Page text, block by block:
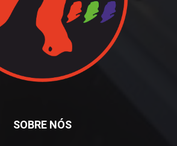
SOBRE NÓS